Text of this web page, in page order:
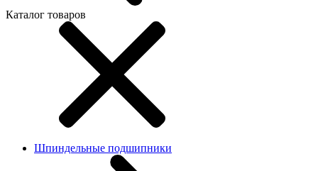
Каталог товаров
Шпиндельные подшипники